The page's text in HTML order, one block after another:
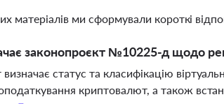
матеріалів ми сформували короткі
законопроєкт №10225-д щодо
статус та класифікацію
криптовалют, а також